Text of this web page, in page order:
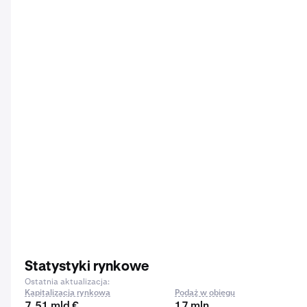
Statystyki rynkowe
Ostatnia aktualizacja:
Kapitalizacja rynkowa
Podaż w obiegu